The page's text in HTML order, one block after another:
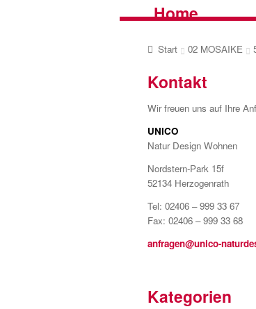
Home
Start 02 MOSAIKE
Kontakt
Wir freuen uns auf Ihre
UNICO
Natur Design Wohnen
Nordstern-Park 15f
52134 Herzogenrath
Tel: 02406 – 999 33 67
Fax: 02406 – 999 33 68
anfragen@unico-
Kategorien